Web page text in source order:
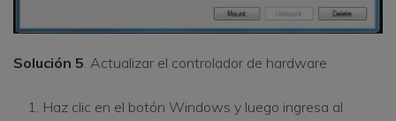
Solución 5 . Actualizar el controlador de hardware
Haz clic en el botón Windows y luego ingresa al